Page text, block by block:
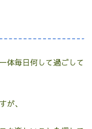
体毎日何して過ごして
が、